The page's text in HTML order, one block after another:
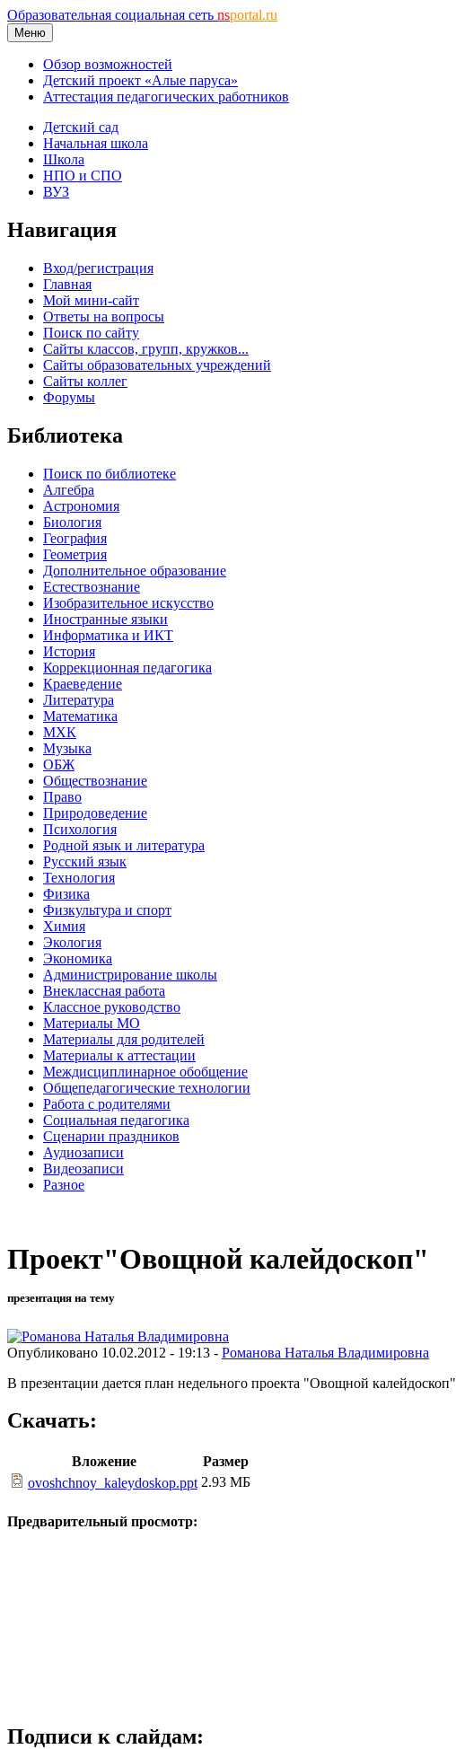
Образовательная социальная сеть nsportal.ru
Меню
Обзор возможностей
Детский проект «Алые паруса»
Аттестация педагогических работников
Детский сад
Начальная школа
Школа
НПО и СПО
ВУЗ
Навигация
Вход/регистрация
Главная
Мой мини-сайт
Ответы на вопросы
Поиск по сайту
Сайты классов, групп, кружков...
Сайты образовательных учреждений
Сайты коллег
Форумы
Библиотека
Поиск по библиотеке
Алгебра
Астрономия
Биология
География
Геометрия
Дополнительное образование
Естествознание
Изобразительное искусство
Иностранные языки
Информатика и ИКТ
История
Коррекционная педагогика
Краеведение
Литература
Математика
МХК
Музыка
ОБЖ
Обществознание
Право
Природоведение
Психология
Родной язык и литература
Русский язык
Технология
Физика
Физкультура и спорт
Химия
Экология
Экономика
Администрирование школы
Внеклассная работа
Классное руководство
Материалы МО
Материалы для родителей
Материалы к аттестации
Междисциплинарное обобщение
Общепедагогические технологии
Работа с родителями
Социальная педагогика
Сценарии праздников
Аудиозаписи
Видеозаписи
Разное
Проект"Овощной калейдоскоп"
презентация на тему
Опубликовано 10.02.2012 - 19:13 - Романова Наталья Владимировна
В презентации дается план недельного проекта "Овощной калейдоскоп"
Скачать:
Вложение
Размер
ovoshchnoy_kaleydoskop.ppt 2.93 МБ
Предварительный просмотр:
Подписи к слайдам: